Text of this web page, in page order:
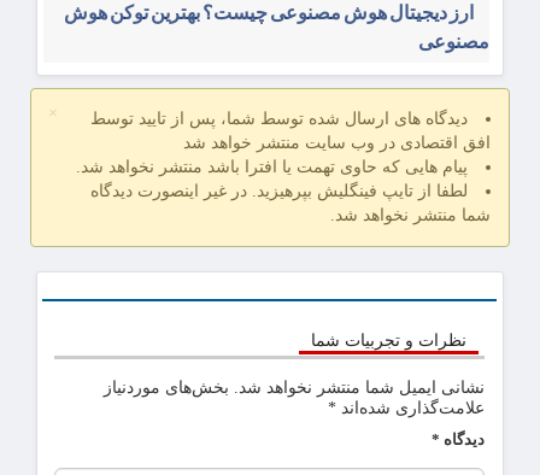
ارز دیجیتال هوش مصنوعی چیست؟ بهترین توکن هوش
مصنوعی
×
دیدگاه های ارسال شده توسط شما، پس از تایید توسط
افق اقتصادی در وب سایت منتشر خواهد شد
پیام هایی که حاوی تهمت یا افترا باشد منتشر نخواهد شد.
لطفا از تایپ فینگلیش بپرهیزید. در غیر اینصورت دیدگاه
شما منتشر نخواهد شد.
نظرات و تجربیات شما
نشانی ایمیل شما منتشر نخواهد شد.
بخش‌های موردنیاز
علامت‌گذاری شده‌اند *
دیدگاه *